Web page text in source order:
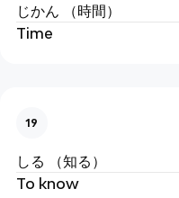
じかん （時間）
Time
19
しる （知る）
To know